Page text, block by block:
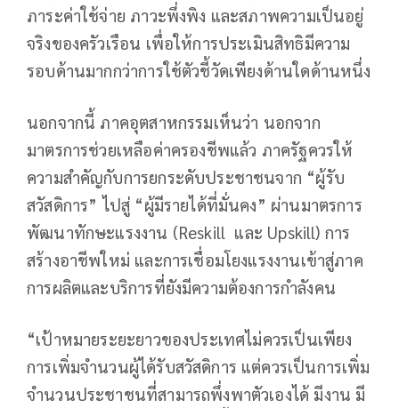
ภาระค่าใช้จ่าย ภาวะพึ่งพิง และสภาพความเป็นอยู่
จริงของครัวเรือน เพื่อให้การประเมินสิทธิมีความ
รอบด้านมากกว่าการใช้ตัวชี้วัดเพียงด้านใดด้านหนึ่ง
นอกจากนี้ ภาคอุตสาหกรรมเห็นว่า นอกจาก
มาตรการช่วยเหลือค่าครองชีพแล้ว ภาครัฐควรให้
ความสำคัญกับการยกระดับประชาชนจาก “ผู้รับ
สวัสดิการ” ไปสู่ “ผู้มีรายได้ที่มั่นคง” ผ่านมาตรการ
พัฒนาทักษะแรงงาน (Reskill และ Upskill) การ
สร้างอาชีพใหม่ และการเชื่อมโยงแรงงานเข้าสู่ภาค
การผลิตและบริการที่ยังมีความต้องการกำลังคน
“เป้าหมายระยะยาวของประเทศไม่ควรเป็นเพียง
การเพิ่มจำนวนผู้ได้รับสวัสดิการ แต่ควรเป็นการเพิ่ม
จำนวนประชาชนที่สามารถพึ่งพาตัวเองได้ มีงาน มี